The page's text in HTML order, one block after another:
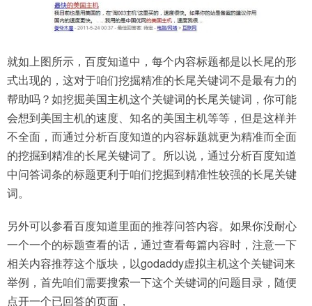
就如上图所示，百度知道中，每个内容标题都是以长尾的形
式出现的，这对于咱们挖掘精准的长尾关键词不是最有力的
帮助吗？如挖掘美国主机这个关键词的长尾关键词，你可能
会想到美国主机的速度、知名的美国主机等等，但是这样并
不全面，而通过分析百度知道的内容标题就更为精准而全面
的挖掘到精准的长尾关键词了。所以说，通过分析百度知道
中问答词条的标题更利于咱们挖掘到精准性较强的长尾关键
词。
另外可以参看百度知道里面的推荐问答内容。如果你没耐心
一个一个的标题查看的话，通过查看每篇内容时，注意一下
相关内容推荐这个版块，以godaddy虚拟主机这个关键词来
举例，首先咱们需要搜索一下这个关键词的问题目录，随便
点开一个已回答的页面，